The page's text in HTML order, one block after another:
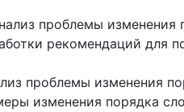
проблемы
рекомендаций для
проблемы изменения
изменения порядка